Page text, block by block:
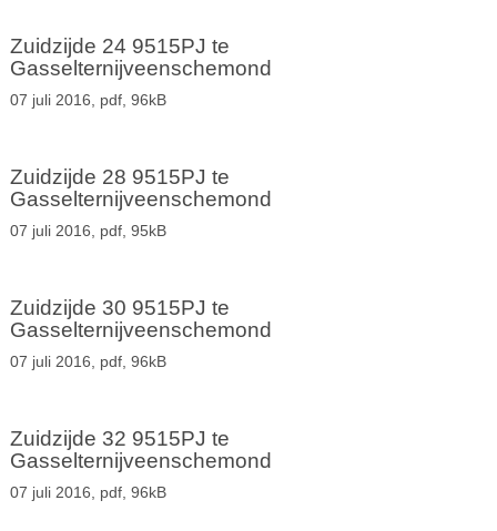
Zuidzijde 24 9515PJ te
Gasselternijveenschemond
07 juli 2016, pdf, 96kB
Zuidzijde 28 9515PJ te
Gasselternijveenschemond
07 juli 2016, pdf, 95kB
Zuidzijde 30 9515PJ te
Gasselternijveenschemond
07 juli 2016, pdf, 96kB
Zuidzijde 32 9515PJ te
Gasselternijveenschemond
07 juli 2016, pdf, 96kB